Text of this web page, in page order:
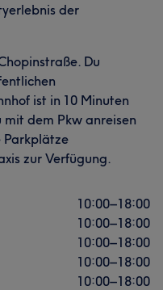
der
Du
ist in 10 Minuten
dem Pkw anreisen
Parkplätze
zur Verfügung.
10:00–18:00
10:00–18:00
10:00–18:00
10:00–18:00
10:00–18:00